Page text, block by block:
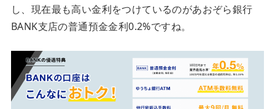
し、現在最も高い金利をつけているのがあおぞら銀行
BANK支店の普通預金金利0.2%ですね。